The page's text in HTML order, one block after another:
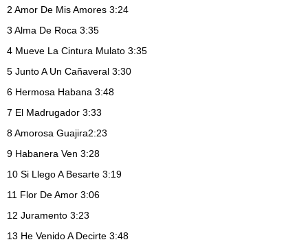
2 Amor De Mis Amores 3:24
3 Alma De Roca 3:35
4 Mueve La Cintura Mulato 3:35
5 Junto A Un Cañaveral 3:30
6 Hermosa Habana 3:48
7 El Madrugador 3:33
8Amorosa Guajira2:23
9 Habanera Ven 3:28
10 Si Llego A Besarte 3:19
11 Flor De Amor 3:06
12 Juramento 3:23
13 He Venido A Decirte 3:48